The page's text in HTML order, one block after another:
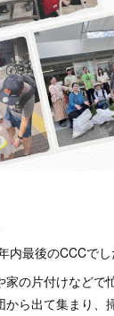
最後のCCCでし
の片付けなどで
から出て集まり